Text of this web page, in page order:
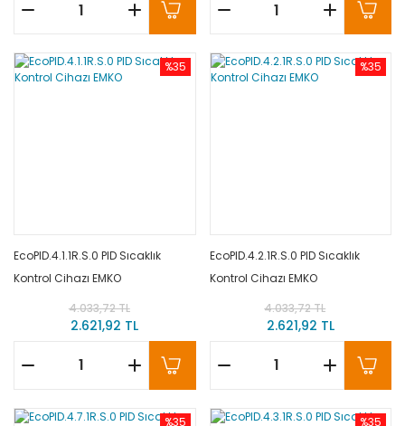
%35
EcoPID.4.1.1R.S.0 PID Sıcaklık
Kontrol Cihazı EMKO
4.033,72 TL
2.621,92 TL
%35
EcoPID.4.2.1R.S.0 PID Sıcaklık
Kontrol Cihazı EMKO
4.033,72 TL
2.621,92 TL
%35 %35